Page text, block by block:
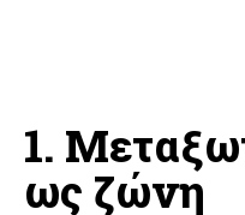
1.
ως ζώνη